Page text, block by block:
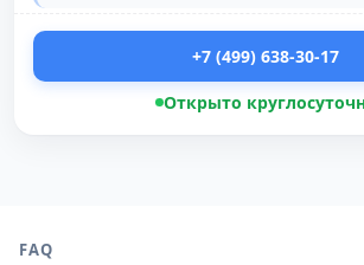
+7 (499) 638-30-17
Открыто
FAQ